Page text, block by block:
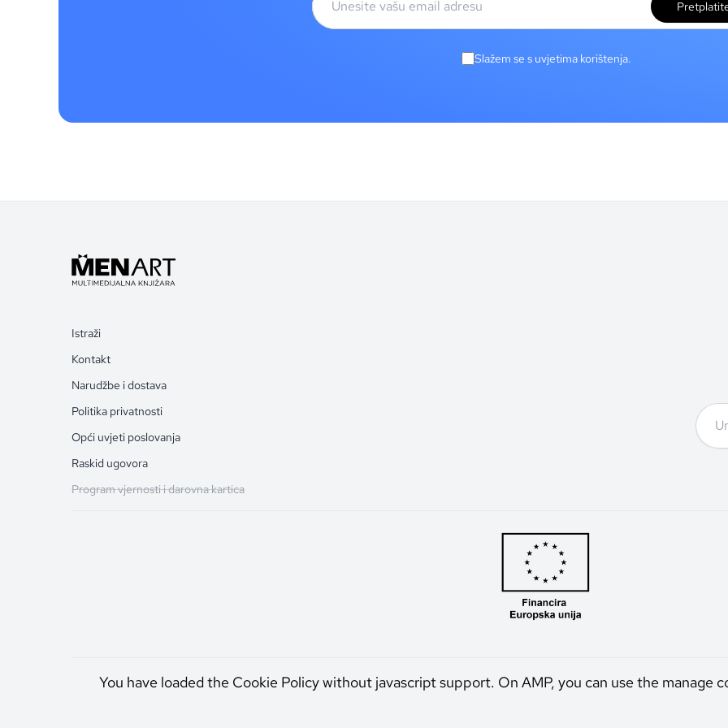
Slažem se s uvjetima korištenja.
Istraži
Kontakt
Narudžbe i dostava
Politika privatnosti
Opći uvjeti poslovanja
Raskid ugovora
Program vjernosti i darovna kartica
You have loaded the Cookie Policy without javascript support. On AMP, you can use the